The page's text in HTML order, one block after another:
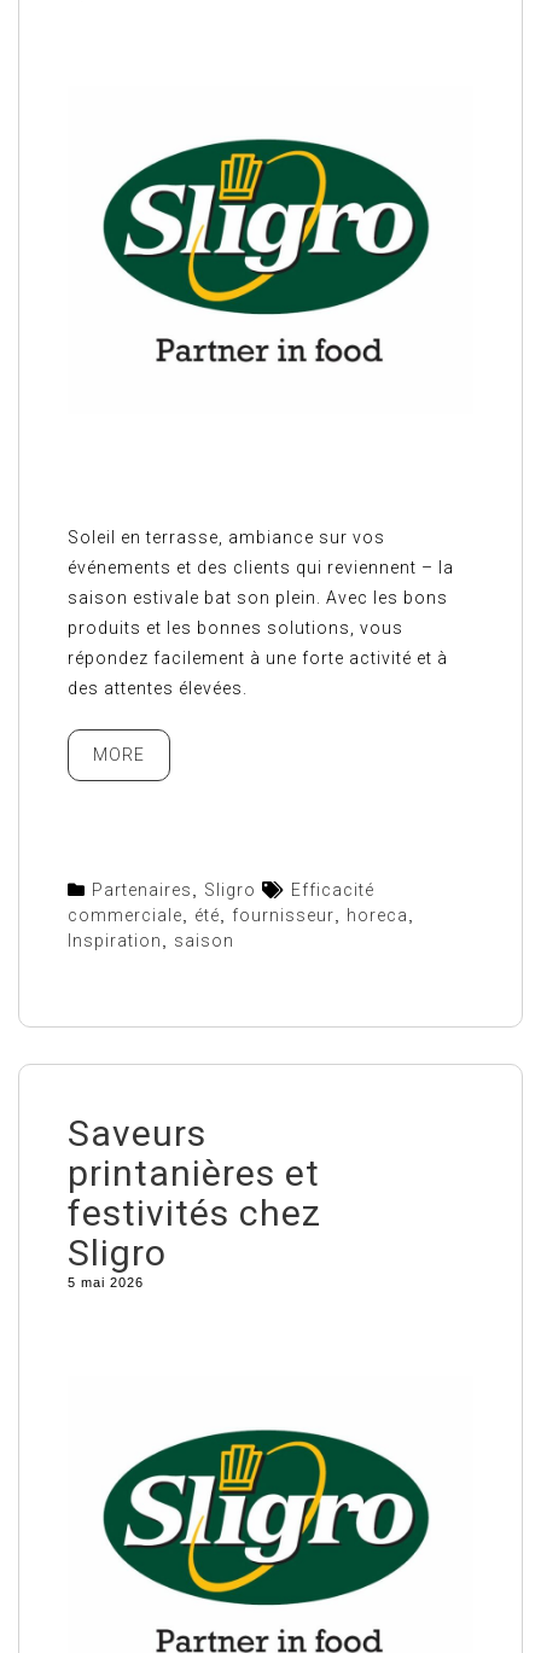
Soleil en terrasse, ambiance sur vos
événements et des clients qui reviennent – la
saison estivale bat son plein. Avec les bons
produits et les bonnes solutions, vous
répondez facilement à une forte activité et à
des attentes élevées.
MORE
Partenaires Sligro
Efficacité
commerciale
été fournisseur horeca
Inspiration
saison
Saveurs
printanières et
festivités chez
Sligro
5 mai 2026